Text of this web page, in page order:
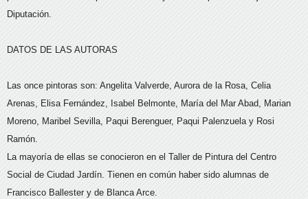
Diputación.
DATOS DE LAS AUTORAS
Las once pintoras son: Angelita Valverde, Aurora de la Rosa, Celia
Arenas, Elisa Fernández, Isabel Belmonte, María del Mar Abad, Marian
Moreno, Maribel Sevilla, Paqui Berenguer, Paqui Palenzuela y Rosi
Ramón.
La mayoría de ellas se conocieron en el Taller de Pintura del Centro
Social de Ciudad Jardín. Tienen en común haber sido alumnas de
Francisco Ballester y de Blanca Arce.